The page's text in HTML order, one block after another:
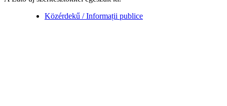
Közérdekű / Informații publice